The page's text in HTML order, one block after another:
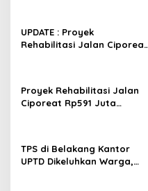
i
s
UPDATE : Proyek
Rehabilitasi Jalan Ciporeat
Proyek Rehabilitasi Jalan
Ciporeat Rp591 Juta
Penjelasan
TPS di Belakang Kantor
UPTD Dikeluhkan Warga,